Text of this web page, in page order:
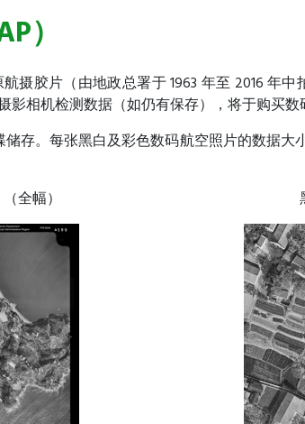
）
摄胶片（由地政总署于 1963 年至 2016 年
相机检测数据（如仍有保存），将于购买数
存。每张黑白及彩色数码航空照片的数据大
全幅）